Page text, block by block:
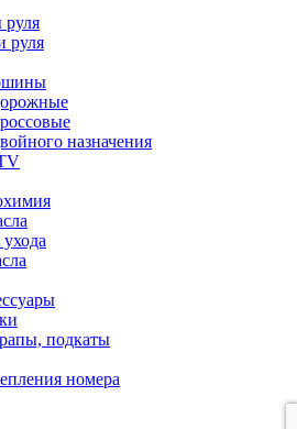
руля
руля
назначения
подкаты
номера